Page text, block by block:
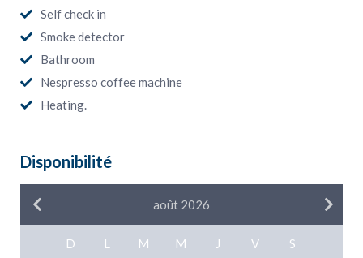
Self check in
Smoke detector
Bathroom
Nespresso coffee machine
Heating.
Disponibilité
août 2026
D L M M J V S